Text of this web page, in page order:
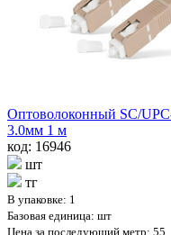
Оптоволоконный SC/
3.0мм 1 м
код: 16946
шт
тг
В упаковке: 1
Базовая единица: шт
Цена за последующий метр: 55